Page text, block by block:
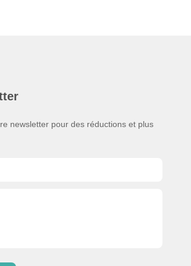
newsletter pour des réductions et plus